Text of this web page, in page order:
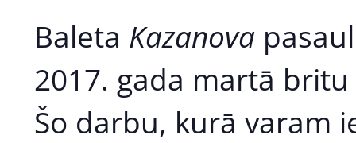
Baleta Kazanova
2017. gada martā
Šo darbu, kurā varam